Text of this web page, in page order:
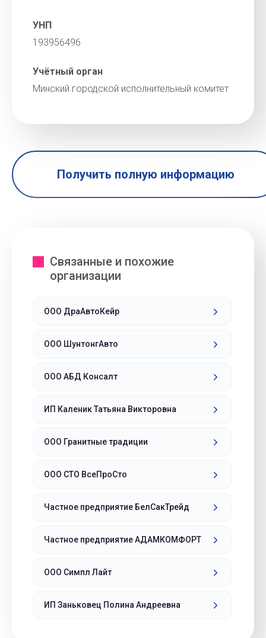
УНП
193956496
Учётный орган
Минский городской исполнительный комитет
Получить полную информацию
Связанные и похожие
организации
ООО ДраАвтоКейр
ООО ШунтонгАвто
ООО АБД Консалт
ИП Каленик Татьяна Викторовна
ООО Гранитные традиции
ООО СТО ВсеПроСто
Частное предприятие БелСакТрейд
Частное предприятие АДАМКОМФОРТ
ООО Симпл Лайт
ИП Заньковец Полина Андреевна